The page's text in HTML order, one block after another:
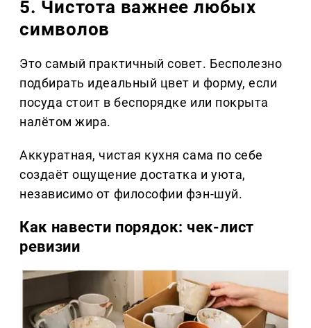
5. Чистота важнее любых
символов
Это самый практичный совет. Бесполезно
подбирать идеальный цвет и форму, если
посуда стоит в беспорядке или покрыта
налётом жира.
Аккуратная, чистая кухня сама по себе
создаёт ощущение достатка и уюта,
независимо от философии фэн-шуй.
Как навести порядок: чек-лист
ревизии